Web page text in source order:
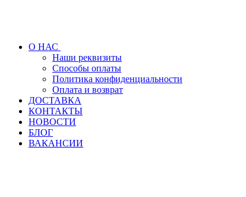
О НАС
Наши реквизиты
Способы оплаты
Политика конфиденциальности
Оплата и возврат
ДОСТАВКА
КОНТАКТЫ
НОВОСТИ
БЛОГ
ВАКАНСИИ